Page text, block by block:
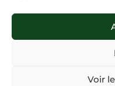
Voir
Site internet
Personnes en situation de
mesure où elles sont en
demandes sont prises en